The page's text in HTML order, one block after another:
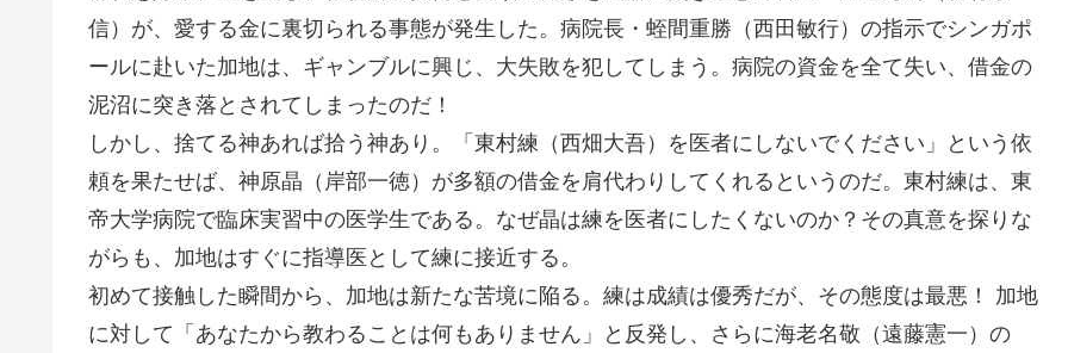
信）が、愛する金に裏切られる事態が発生した。病院長・蛭間重勝（西田敏行）の指示でシンガポ
ールに赴いた加地は、ギャンブルに興じ、大失敗を犯してしまう。病院の資金を全て失い、借金の
泥沼に突き落とされてしまったのだ！
しかし、捨てる神あれば拾う神あり。「東村練（西畑大吾）を医者にしないでください」という依
頼を果たせば、神原晶（岸部一徳）が多額の借金を肩代わりしてくれるというのだ。東村練は、東
帝大学病院で臨床実習中の医学生である。なぜ晶は練を医者にしたくないのか？その真意を探りな
がらも、加地はすぐに指導医として練に接近する。
初めて接触した瞬間から、加地は新たな苦境に陥る。練は成績は優秀だが、その態度は最悪！ 加地
に対して「あなたから教わることは何もありません」と反発し、さらに海老名敬（遠藤憲一）の